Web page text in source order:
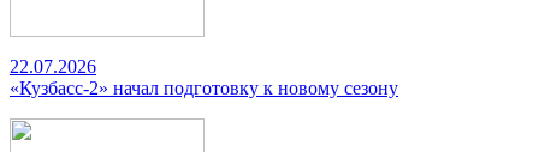
22.07.2026
«Кузбасс-2» начал подготовку к новому сезону